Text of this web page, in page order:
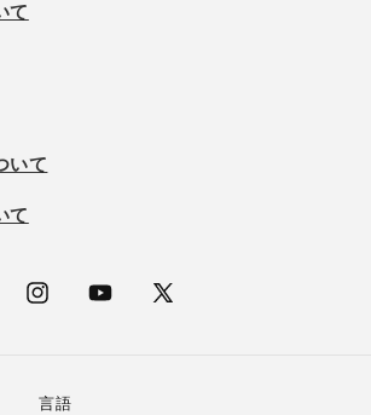
て
いて
て
InstagramYouTubeX
言語